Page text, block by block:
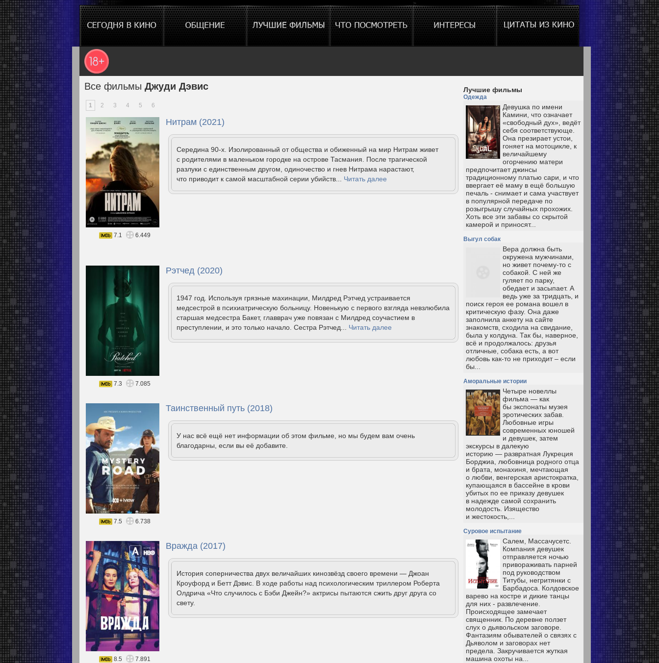
>
Все фильмы Джуди Дэвис
1 2 3 4 5 6
Нитрам (2021)
Середина 90-х. Изолированный от общества и обиженный на мир Нитрам живет
с родителями в маленьком городке на острове Тасмания. После трагической
разлуки с единственным другом, одиночество и гнев Нитрама нарастают,
что приводит к самой масштабной серии убийств... Читать далее
7.1 6.449
Рэтчед (2020)
1947 год. Используя грязные махинации, Милдред Рэтчед устраивается
медсестрой в психиатрическую больницу. Новенькую с первого взгляда невзлюбила
старшая медсестра Бакет, главврач уже повязан с Милдред соучастием в
преступлении, и это только начало. Сестра Рэтчед... Читать далее
7.3 7.085
Таинственный путь (2018)
У нас всё ещё нет информации об этом фильме, но мы будем вам очень
благодарны, если вы её добавите.
7.5 6.738
Вражда (2017)
История соперничества двух величайших кинозвёзд своего времени — Джоан
Кроуфорд и Бетт Дэвис. В ходе работы над психологическим триллером Роберта
Олдрича «Что случилось с Бэби Джейн?» актрисы пытаются сжить друг друга со
свету.
8.5 7.891
Лучшие фильмы
Одежда
Девушка по имени
Камини, что означает
«свободный дух», ведёт
себя соответствующе.
Она презирает устои,
гоняет на мотоцикле, к
величайшему
огорчению матери
предпочитает джинсы
традиционному платью сари, и что
ввергает её маму в ещё большую
печаль - снимает и сама участвует
в популярной передаче по
розыгрышу случайных прохожих.
Хоть все эти забавы со скрытой
камерой и приносят...
Выгул собак
Вера должна быть
окружена мужчинами,
но живет почему-то с
собакой. С ней же
гуляет по парку,
обедает и засыпает. А
ведь уже за тридцать, и
поиск героя ее романа вошел в
критическую фазу. Она даже
заполнила анкету на сайте
знакомств, сходила на свидание,
была у колдуна. Так бы, наверное,
всё и продолжалось: друзья
отличные, собака есть, а вот
любовь как-то не приходит – если
бы...
Аморальные истории
Четыре новеллы
фильма — как
бы экспонаты музея
эротических забав.
Любовные игры
современных юношей
и девушек, затем
экскурсы в далекую
историю — развратная Лукреция
Борджиа, любовница родного отца
и брата, монахиня, мечтающая
о любви, венгерская аристократка,
купающаяся в бассейне в крови
убитых по ее приказу девушек
в надежде самой сохранить
молодость. Изящество
и жестокость,...
Суровое испытание
Салем, Массачусетс.
Компания девушек
отправляется ночью
привораживать парней
под руководством
Титубы, негритянки с
Барбадоса. Колдовское
варево на костре и дикие танцы
для них - развлечение.
Происходящее замечает
священник. По деревне ползет
слух о дьявольском заговоре.
Фантазиям обывателей о связях с
Дьяволом и заговорах нет
предела. Закручивается жуткая
машина охоты на...